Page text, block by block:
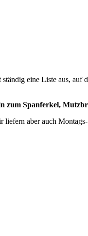
eine Liste aus, auf
Spanferkel,
liefern aber auch